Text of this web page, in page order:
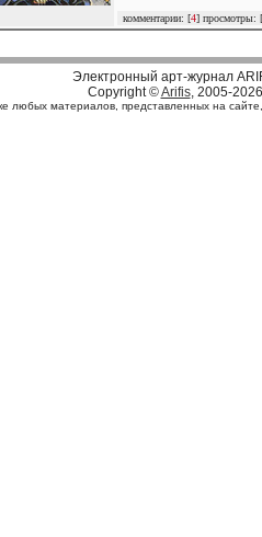
комментарии: [4] просмотры: [
Электронный арт-журнал
Copyright ©Arifis, 2005-2026
любых материалов, представленных на